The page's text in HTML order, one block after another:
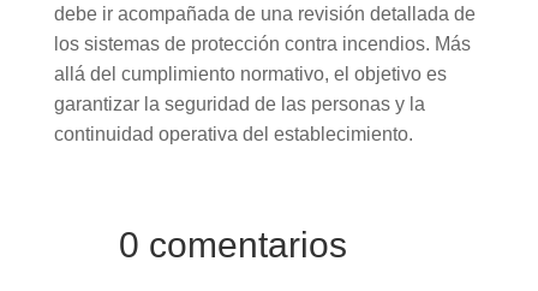
debe ir acompañada de una revisión detallada de
los sistemas de protección contra incendios. Más
allá del cumplimiento normativo, el objetivo es
garantizar la seguridad de las personas y la
continuidad operativa del establecimiento.
0 comentarios